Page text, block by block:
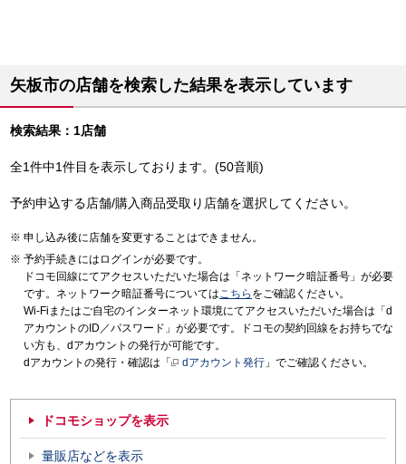
矢板市の店舗を検索した結果を表示しています
検索結果：1店舗
全1件中1件目を表示しております。(50音順)
予約申込する店舗/購入商品受取り店舗を選択してください。
申し込み後に店舗を変更することはできません。
予約手続きにはログインが必要です。
ドコモ回線にてアクセスいただいた場合は「ネットワーク暗証番号」が必要
です。ネットワーク暗証番号についてはこちら をご確認ください。
Wi-Fiまたはご自宅のインターネット環境にてアクセスいただいた場合は「d
アカウントのID／パスワード」が必要です。ドコモの契約回線をお持ちでな
い方も、dアカウントの発行が可能です。
dアカウントの発行・確認は「
dアカウント発行 」でご確認ください。
ドコモショップを表示
量販店などを表示